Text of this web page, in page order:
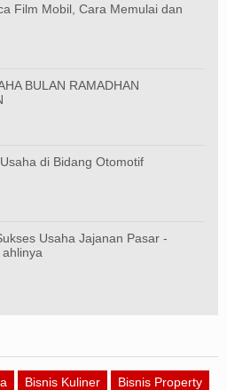
Film Mobil, Cara Memulai dan
BULAN RAMADHAN
di Bidang Otomotif
Usaha Jajanan Pasar -
Bisnis Kuliner
Bisnis Property